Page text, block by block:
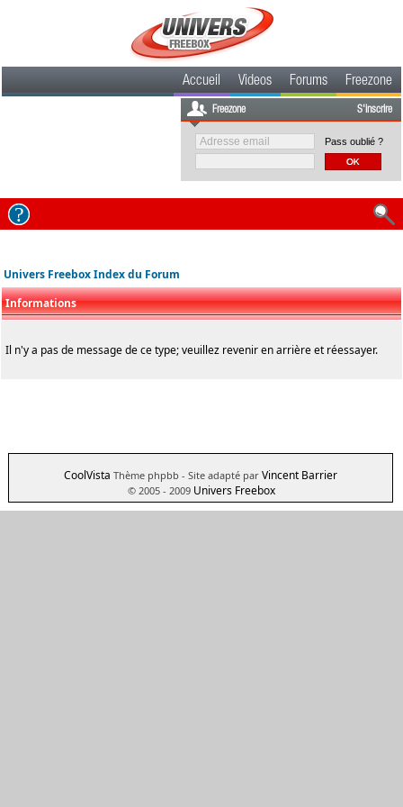
Accueil Videos Forums Freezone
Freezone S'inscrire
Pass oublié ?
Univers Freebox Index du Forum
Informations
Il n'y a pas de message de ce type; veuillez revenir en arrière et réessayer.
CoolVista Thème phpbb - Site adapté par Vincent Barrier
© 2005 - 2009 Univers Freebox